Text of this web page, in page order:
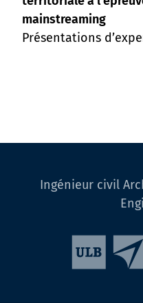
mainstreaming
Présentations
Ingénieur civil